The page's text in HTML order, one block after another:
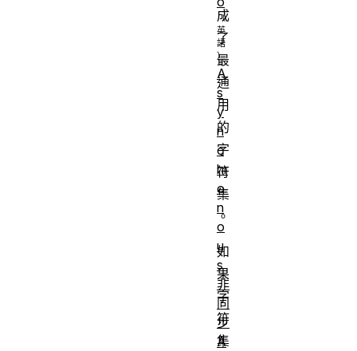
成
了
最
通
用
的
字
符
集
。
如
果
字
符
集
A
s
y
n
c
hr
o
n
o
u
s
非
同
步
A